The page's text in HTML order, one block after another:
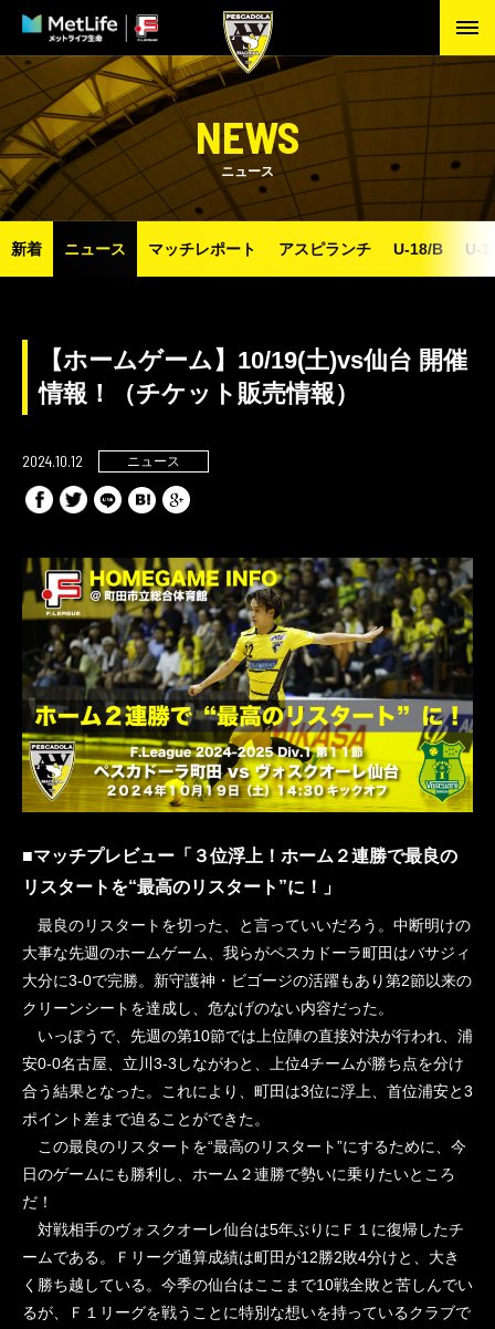
NEWS
ニュース
新着 ニュース マッチレポート アスピランチ U-18/B U-
【ホームゲーム】10/19(土)vs仙台 開催
情報！（チケット販売情報）
2024.10.12 ニュース
■マッチプレビュー「３位浮上！ホーム２連勝で最良の
リスタートを“最高のリスタート”に！」
最良のリスタートを切った、と言っていいだろう。中断明けの
大事な先週のホームゲーム、我らがペスカドーラ町田はバサジィ
大分に3-0で完勝。新守護神・ビゴージの活躍もあり第2節以来の
クリーンシートを達成し、危なげのない内容だった。
いっぽうで、先週の第10節では上位陣の直接対決が行われ、浦
安0-0名古屋、立川3-3しながわと、上位4チームが勝ち点を分け
合う結果となった。これにより、町田は3位に浮上、首位浦安と3
ポイント差まで迫ることができた。
この最良のリスタートを“最高のリスタート”にするために、今
日のゲームにも勝利し、ホーム２連勝で勢いに乗りたいところ
だ！
対戦相手のヴォスクオーレ仙台は5年ぶりにＦ１に復帰したチ
ームである。Ｆリーグ通算成績は町田が12勝2敗4分けと、大き
く勝ち越している。今季の仙台はここまで10戦全敗と苦しんでい
るが、Ｆ１リーグを戦うことに特別な想いを持っているクラブで